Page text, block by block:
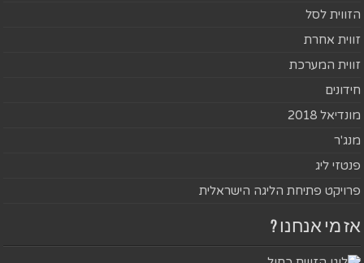
הזווית לסל
זווית אחרת
זווית המערכת
חידונים
מונדיאל 2018
מנג'ר
פנטזי ליג
פרויקט פתיחת הליגה הישראלית
אז מי אנחנו ?